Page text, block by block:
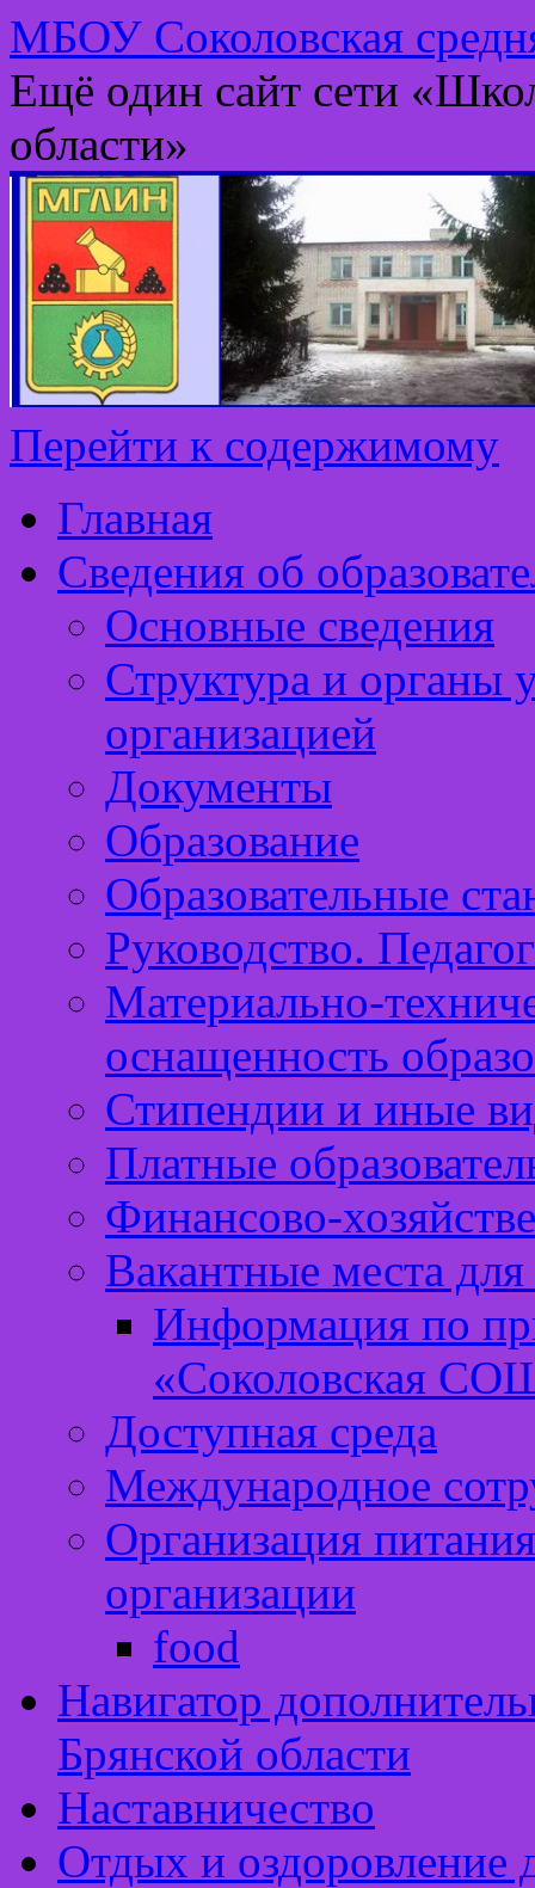
МБОУ Соколовская
Ещё один сайт сети
области»
Перейти к содержимому
Главная
Сведения об
Основные сведения
Структура и органы
организацией
Документы
Образование
Образовательные
Руководство.
Материально-
оснащенность
Стипендии и иные
Платные
Финансово-
Вакантные места
Информация по
«Соколовская
Доступная среда
Международное
Организация
организации
food
Навигатор
Брянской области
Наставничество
Отдых и оздоровление